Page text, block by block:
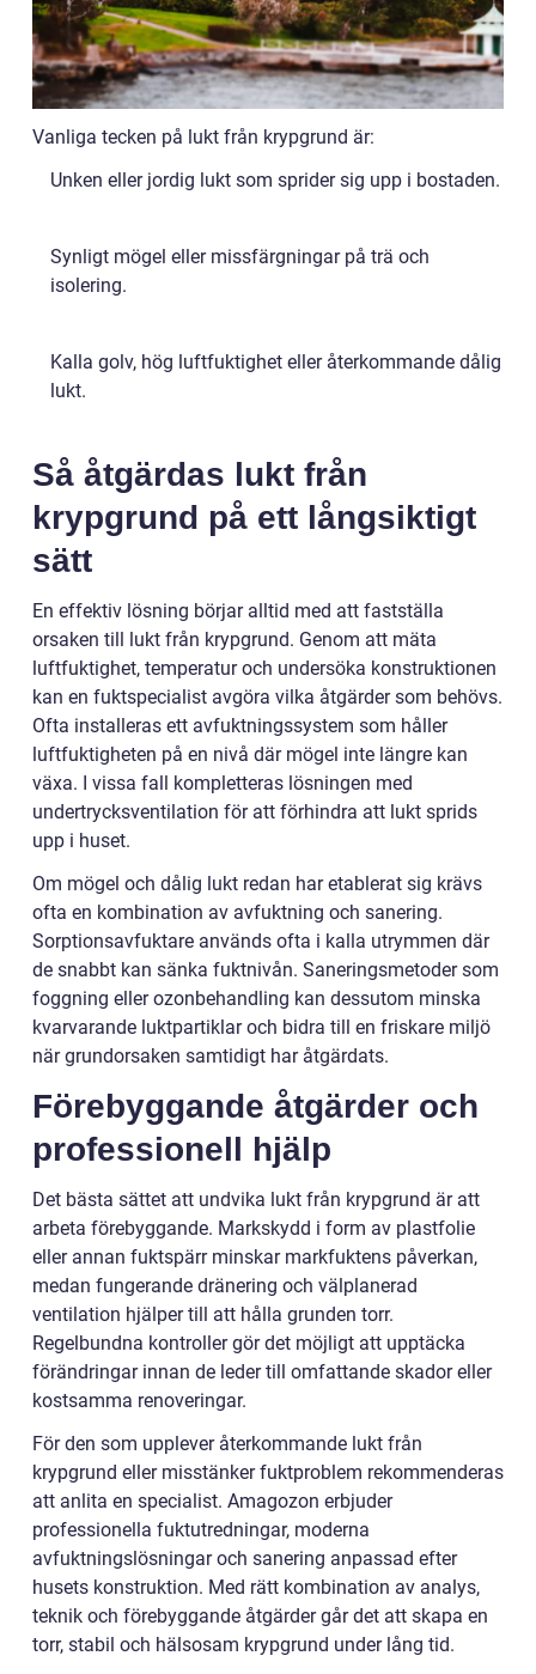
Vanliga tecken på lukt från krypgrund är:
Unken eller jordig lukt som sprider sig upp i bostaden.
Synligt mögel eller missfärgningar på trä och
isolering.
Kalla golv, hög luftfuktighet eller återkommande dålig
lukt.
Så åtgärdas lukt från
krypgrund på ett långsiktigt
sätt
En effektiv lösning börjar alltid med att fastställa
orsaken till lukt från krypgrund. Genom att mäta
luftfuktighet, temperatur och undersöka konstruktionen
kan en fuktspecialist avgöra vilka åtgärder som behövs.
Ofta installeras ett avfuktningssystem som håller
luftfuktigheten på en nivå där mögel inte längre kan
växa. I vissa fall kompletteras lösningen med
undertrycksventilation för att förhindra att lukt sprids
upp i huset.
Om mögel och dålig lukt redan har etablerat sig krävs
ofta en kombination av avfuktning och sanering.
Sorptionsavfuktare används ofta i kalla utrymmen där
de snabbt kan sänka fuktnivån. Saneringsmetoder som
foggning eller ozonbehandling kan dessutom minska
kvarvarande luktpartiklar och bidra till en friskare miljö
när grundorsaken samtidigt har åtgärdats.
Förebyggande åtgärder och
professionell hjälp
Det bästa sättet att undvika lukt från krypgrund är att
arbeta förebyggande. Markskydd i form av plastfolie
eller annan fuktspärr minskar markfuktens påverkan,
medan fungerande dränering och välplanerad
ventilation hjälper till att hålla grunden torr.
Regelbundna kontroller gör det möjligt att upptäcka
förändringar innan de leder till omfattande skador eller
kostsamma renoveringar.
För den som upplever återkommande lukt från
krypgrund eller misstänker fuktproblem rekommenderas
att anlita en specialist. Amagozon erbjuder
professionella fuktutredningar, moderna
avfuktningslösningar och sanering anpassad efter
husets konstruktion. Med rätt kombination av analys,
teknik och förebyggande åtgärder går det att skapa en
torr, stabil och hälsosam krypgrund under lång tid.